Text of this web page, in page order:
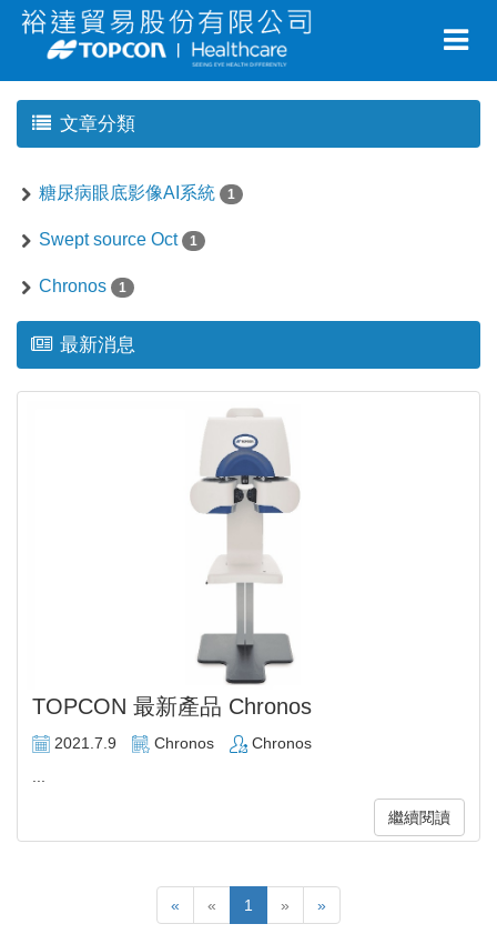
文章分類
糖尿病眼底影像AI系統 1
Swept source Oct 1
Chronos 1
最新消息
TOPCON 最新產品 Chronos
2021.7.9 Chronos
Chronos
繼續閱讀
« « 1 » »